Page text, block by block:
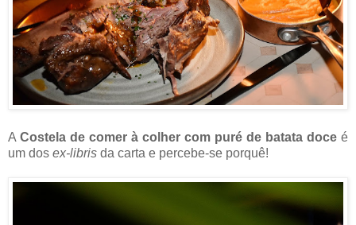
A Costela de comer à colher com puré de batata doce é
um dos ex-libris da carta e percebe-se porquê!